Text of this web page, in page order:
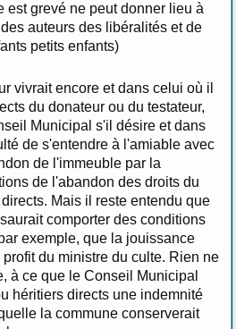
est grevé ne peut donner lieu à
auteurs des libéralités et de
petits enfants)
vivrait encore et dans celui où il
du donateur ou du testateur,
Municipal s'il désire et dans
de s'entendre à l'amiable avec
de l'immeuble par la
de l'abandon des droits du
Mais il reste entendu que
comporter des conditions
exemple, que la jouissance
du ministre du culte. Rien ne
à ce que le Conseil Municipal
héritiers directs une indemnité
la commune conserverait